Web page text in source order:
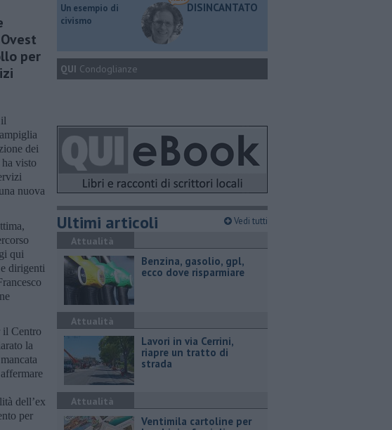
per
dei
visto
nuova
qui
dirigenti
il Centro
la
dell’ex
per
​Un esempio di
civismo
DISINCANTATO
QUI Condoglianze
Ultimi articoli Vedi tutti
Attualità
​Benzina, gasolio, gpl,
ecco dove risparmiare
Attualità
Lavori in via Cerrini,
riapre un tratto di
strada
Attualità
Ventimila cartoline per